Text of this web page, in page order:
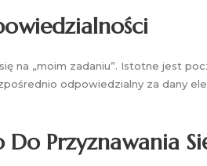
na „moim zadaniu”. Istotne jest
odpowiedzialny za dany
Przyznawania